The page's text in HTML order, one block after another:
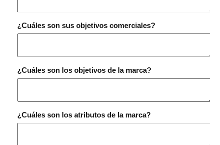
¿Cuáles son sus objetivos comerciales?
¿Cuáles son los objetivos de la marca?
¿Cuáles son los atributos de la marca?